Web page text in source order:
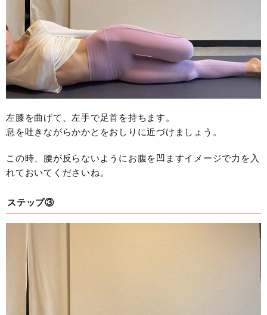
左膝を曲げて、左手で足首を持ちます。
息を吐きながらかかとをおしりに近づけましょう。
この時、腰が反らないようにお腹を凹ますイメージで力を入
れておいてくださいね。
ステップ③